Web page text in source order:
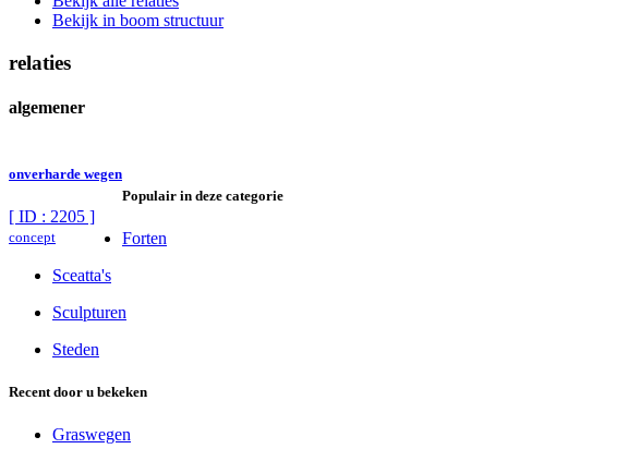
Bekijk in boom structuur
relaties
algemener
onverharde wegen
[ ID : 2205 ]
concept
Populair in deze categorie
Forten
Sceatta's
Sculpturen
Steden
Recent door u bekeken
Graswegen